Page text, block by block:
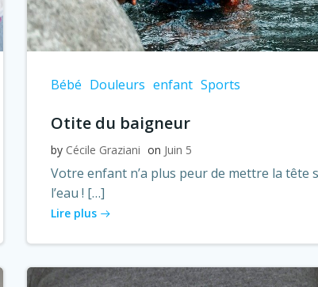
Bébé Douleurs enfant Sports
Otite du baigneur
by Cécile Graziani on Juin 5
Votre enfant n’a plus peur de mettre la tête
l’eau ! […]
Lire plus